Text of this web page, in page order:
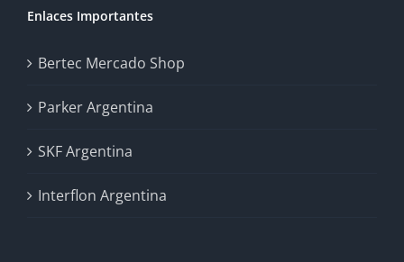
Enlaces Importantes
Bertec Mercado Shop
Parker Argentina
SKF Argentina
Interflon Argentina